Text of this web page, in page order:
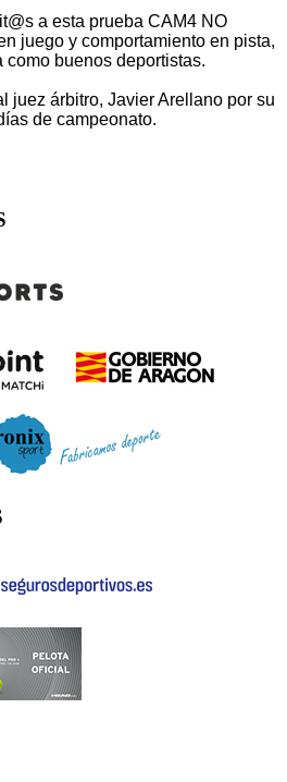
a esta prueba CAM4 NO
juego y comportamiento en pista,
buenos deportistas.
juez árbitro, Javier Arellano por su
de campeonato.